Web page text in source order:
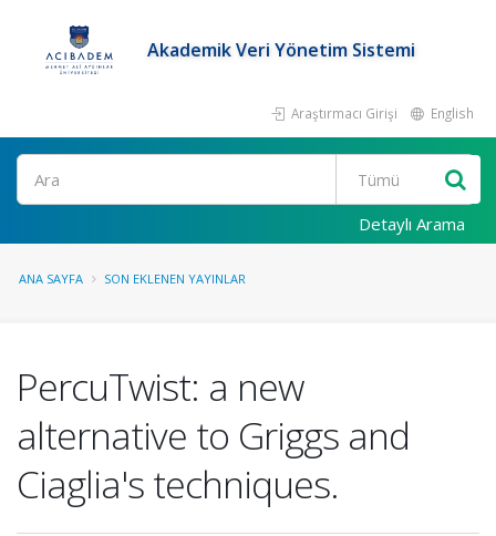
Akademik Veri Yönetim Sistemi
Araştırmacı Girişi English
Ara
Detaylı Arama
ANA SAYFA SON EKLENEN YAYINLAR
PercuTwist: a new
alternative to Griggs and
Ciaglia's techniques.